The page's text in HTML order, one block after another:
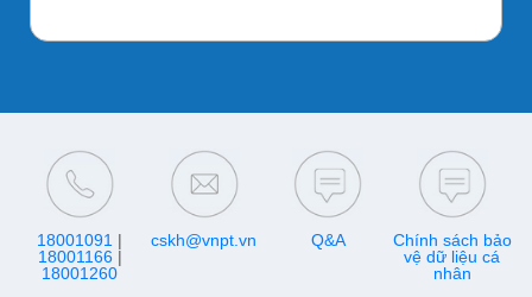
18001091 |
18001166|
18001260
cskh@vnpt.vn Q&A
Chính sách bảo
vệ dữ liệu cá
nhân